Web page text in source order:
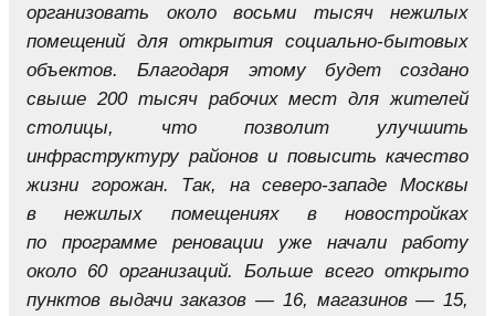
организовать около восьми тысяч нежилых
помещений для открытия социально-бытовых
объектов. Благодаря этому будет создано
свыше 200 тысяч рабочих мест для жителей
столицы, что позволит улучшить
инфраструктуру районов и повысить качество
жизни горожан. Так, на северо-западе Москвы
в нежилых помещениях в новостройках
по программе реновации уже начали работу
около 60 организаций. Больше всего открыто
пунктов выдачи заказов — 16, магазинов — 15,